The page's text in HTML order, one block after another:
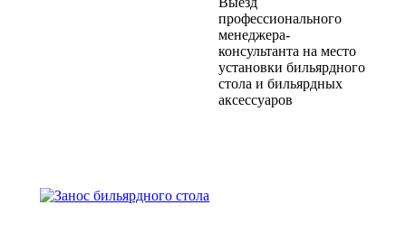
профессионального
менеджера-
консультанта на место
установки бильярдного
стола и бильярдных
аксессуаров